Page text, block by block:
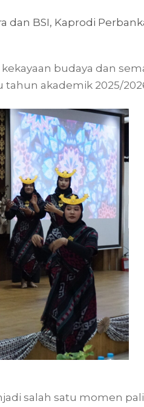
dan BSI, Kaprodi
budaya dan
akademik 2025/
salah satu momen